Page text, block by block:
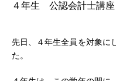
４年生 公認会計士講座
先日、４年生全員を対象に
た。